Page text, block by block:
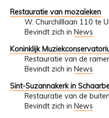
Restauratie van mozaïeken
W. Churchilllaan 110 te
Bevindt zich in News
Koninklijk
Restauratie van de
Bevindt zich in News
Sint-Suzannakerk in
Restauratie van de
Bevindt zich in News